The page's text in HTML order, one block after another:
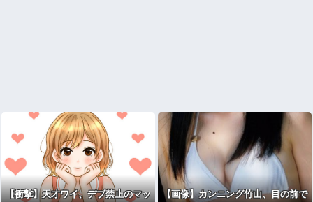
【衝撃】天才ワイ、デブ禁止のマッ
【画像】カンニング竹山、目の前で